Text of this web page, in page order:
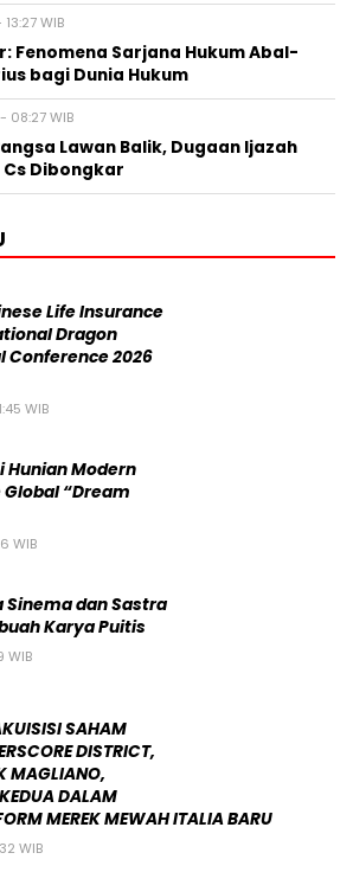
WIB
Fenomena Sarjana Hukum Abal-
bagi Dunia Hukum
08:27 WIB
Lawan Balik, Dugaan Ijazah
Cs Dibongkar
Life Insurance
Dragon
Conference 2026
WIB
Hunian Modern
“Dream
WIB
Sinema dan Sastra
Karya Puitis
WIB
SAHAM
DISTRICT,
MAGLIANO,
DALAM
MEREK MEWAH ITALIA BARU
WIB